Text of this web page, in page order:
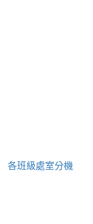
各班級處室分機